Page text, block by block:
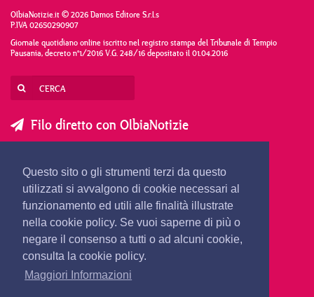
Questo sito o gli strumenti terzi da questo
utilizzati si avvalgono di cookie necessari al
funzionamento ed utili alle finalità illustrate
nella cookie policy. Se vuoi saperne di più o
negare il consenso a tutti o ad alcuni cookie,
consulta la cookie policy.
Maggiori Informazioni
OlbiaNotizie.it © 2026 Damos Editore S.r.l.s
P.IVA 02650290907
Giornale quotidiano online iscritto nel registro stampa del Tribunale di Tempio
Pausania, decreto n°1/2016 V.G. 248/16 depositato il 01.04.2016
Filo diretto con OlbiaNotizie
SEGNALA UNA NOTIZIA
SEGNALA UN EVENTO
redazione@olbianotizie.it